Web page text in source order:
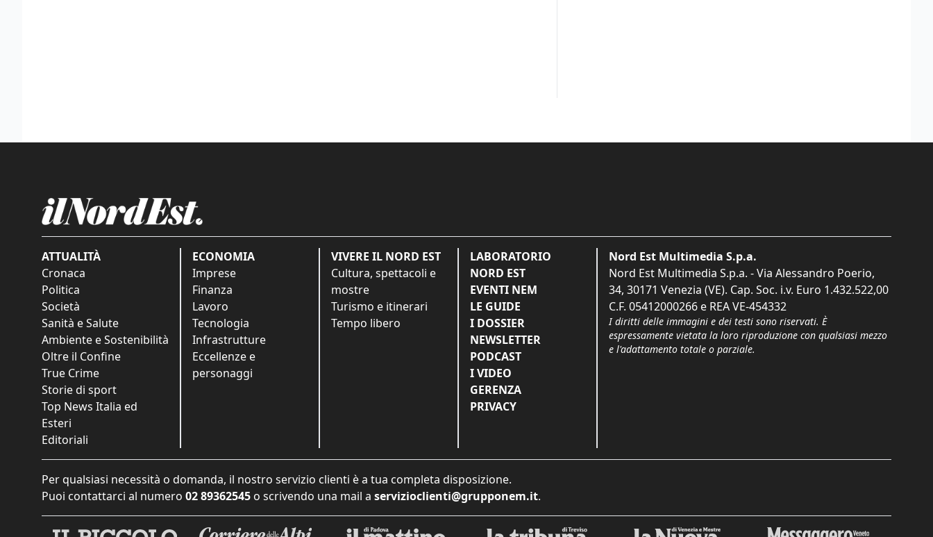
ATTUALITÀ
Cronaca
Politica
Società
Sanità e Salute
Ambiente e Sostenibilità
Oltre il Confine
True Crime
Storie di sport
Top News Italia ed
Esteri
Editoriali
ECONOMIA
Imprese
Finanza
Lavoro
Tecnologia
Infrastrutture
Eccellenze e
personaggi
VIVERE IL NORD EST
Cultura, spettacoli e
mostre
Turismo e itinerari
Tempo libero
LABORATORIO
NORD EST
EVENTI NEM
LE GUIDE
I DOSSIER
NEWSLETTER
PODCAST
I VIDEO
GERENZA
PRIVACY
Nord Est Multimedia S.p.a.
Nord Est Multimedia S.p.a. - Via Alessandro Poerio,
34, 30171 Venezia (VE). Cap. Soc. i.v. Euro 1.432.522,00
C.F. 05412000266 e REA VE-454332
I diritti delle immagini e dei testi sono riservati. È
espressamente vietata la loro riproduzione con qualsiasi mezzo
e l'adattamento totale o parziale.
Per qualsiasi necessità o domanda, il nostro servizio clienti è a tua completa disposizione.
Puoi contattarci al numero 02 89362545 o scrivendo una mail a servizioclienti@grupponem.it.